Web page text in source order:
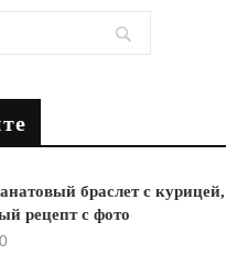
браслет с курицей,
рецепт с фото